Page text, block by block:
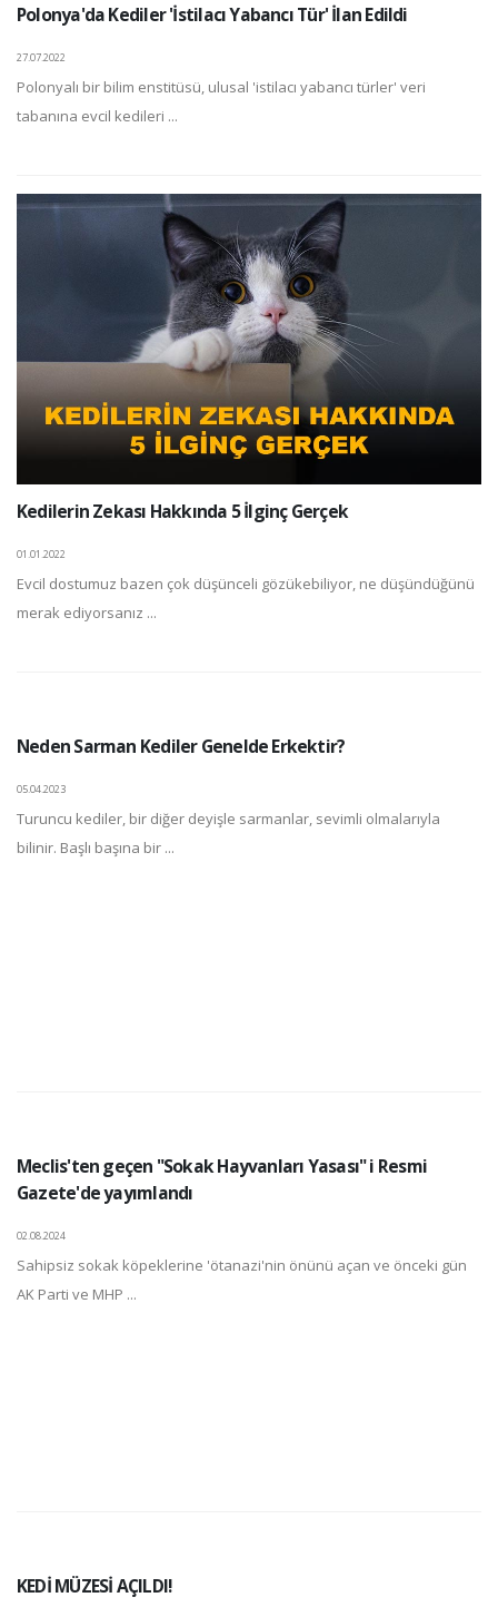
Polonya'da Kediler 'İstilacı Yabancı Tür' İlan Edildi
27.07.2022
Polonyalı bir bilim enstitüsü, ulusal 'istilacı yabancı türler' veri
tabanına evcil kedileri ...
Kedilerin Zekası Hakkında 5 İlginç Gerçek
01.01.2022
Evcil dostumuz bazen çok düşünceli gözükebiliyor, ne düşündüğünü
merak ediyorsanız ...
Neden Sarman Kediler Genelde Erkektir?
05.04.2023
Turuncu kediler, bir diğer deyişle sarmanlar, sevimli olmalarıyla
bilinir. Başlı başına bir ...
Meclis'ten geçen "Sokak Hayvanları Yasası" i Resmi
Gazete'de yayımlandı
02.08.2024
Sahipsiz sokak köpeklerine 'ötanazi'nin önünü açan ve önceki gün
AK Parti ve MHP ...
KEDİ MÜZESİ AÇILDI!